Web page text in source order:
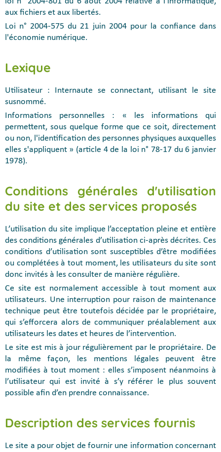
aux fichiers et aux libertés.
Loi n° 2004-575 du 21 juin 2004 pour la confiance dans
l'économie numérique.
Lexique
Utilisateur : Internaute se connectant, utilisant le site
susnommé.
Informations personnelles : « les informations qui
permettent, sous quelque forme que ce soit, directement
ou non, l'identification des personnes physiques auxquelles
elles s'appliquent » (article 4 de la loi n° 78-17 du 6 janvier
1978).
Conditions générales d'utilisation
du site et des services proposés
L’utilisation du site implique l’acceptation pleine et entière
des conditions générales d’utilisation ci-après décrites. Ces
conditions d’utilisation sont susceptibles d’être modifiées
ou complétées à tout moment, les utilisateurs du site sont
donc invités à les consulter de manière régulière.
Ce site est normalement accessible à tout moment aux
utilisateurs. Une interruption pour raison de maintenance
technique peut être toutefois décidée par le propriétaire,
qui s’efforcera alors de communiquer préalablement aux
utilisateurs les dates et heures de l’intervention.
Le site est mis à jour régulièrement par le propriétaire. De
la même façon, les mentions légales peuvent être
modifiées à tout moment : elles s’imposent néanmoins à
l’utilisateur qui est invité à s’y référer le plus souvent
possible afin d’en prendre connaissance.
Description des services fournis
Le site a pour objet de fournir une information concernant